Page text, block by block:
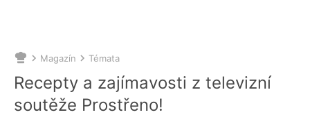
Nacházíte
se
zde:
Magazín Témata
Recepty a zajímavosti z televizní
soutěže Prostřeno!